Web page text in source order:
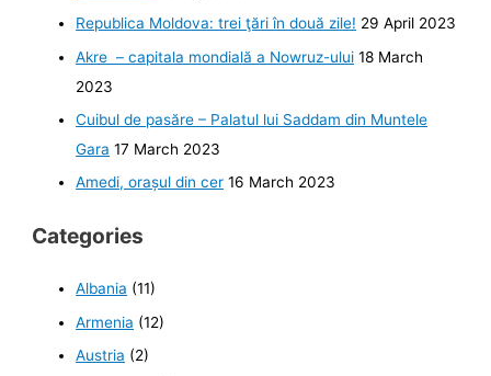
Republica Moldova: trei ţări în două zile! 29 April 2023
Akre – capitala mondială a Nowruz-ului 18 March
2023
Cuibul de pasăre – Palatul lui Saddam din Muntele
Gara 17 March 2023
Amedi, orașul din cer 16 March 2023
Categories
Albania (11)
Armenia (12)
Austria (2)